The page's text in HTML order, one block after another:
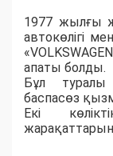
1977 жылғы
автокөлігі
апаты болды.
Бұл туралы
баспасөз
Екі